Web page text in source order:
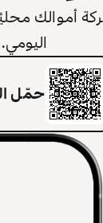
محليًا
اليومي.
حمّل